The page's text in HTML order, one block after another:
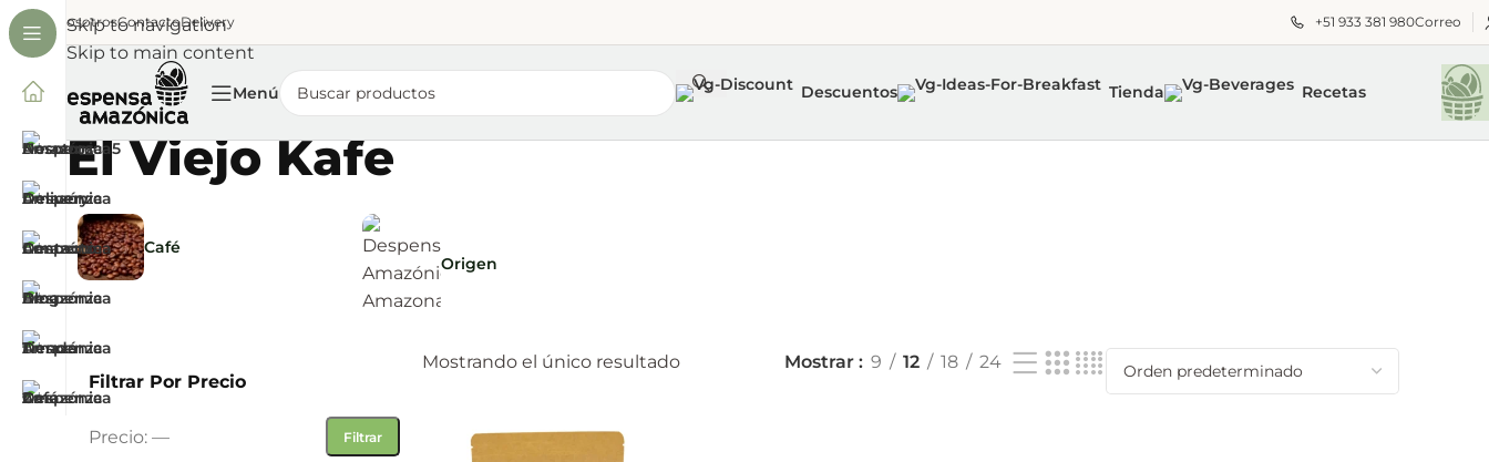
Skip to navigation
Skip to main content
NosotrosContactoDelivery +51 933 381 980Correo
Menú Descuentos Tienda Recetas
El Viejo Kafe
Café
Origen
Filtrar Por Precio
Filtrar
Precio: —
Mostrando el único resultado Mostrar 9 12 18 24